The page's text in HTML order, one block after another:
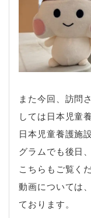
また今回、訪問
しては日本児童
日本児童養護施
グラムでも後日
こちらもご覧く
動画については
ております。